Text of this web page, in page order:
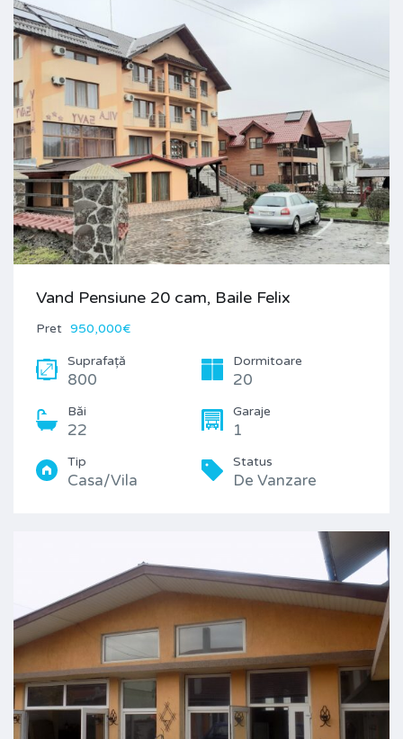
Vand Pensiune 20 cam, Baile Felix
Pret 950,000€
Suprafață
800
Dormitoare
20
Băi
22
Garaje
1
Tip
Casa/Vila
Status
De Vanzare